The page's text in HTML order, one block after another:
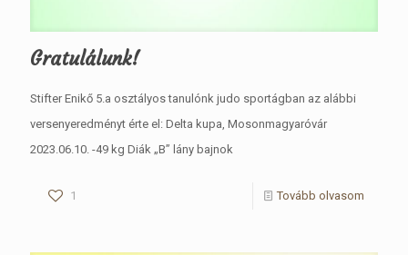
Gratulálunk!
Stifter Enikő 5.a osztályos tanulónk judo sportágban az alábbi
versenyeredményt érte el: Delta kupa, Mosonmagyaróvár
2023.06.10. -49 kg Diák „B” lány bajnok
1 Tovább olvasom